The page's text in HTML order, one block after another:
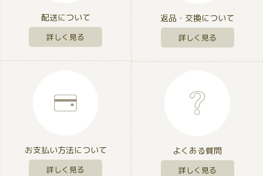
配送について
詳しく見る
返品・交換について
詳しく見る
お支払い方法について
詳しく見る
よくある質問
詳しく見る